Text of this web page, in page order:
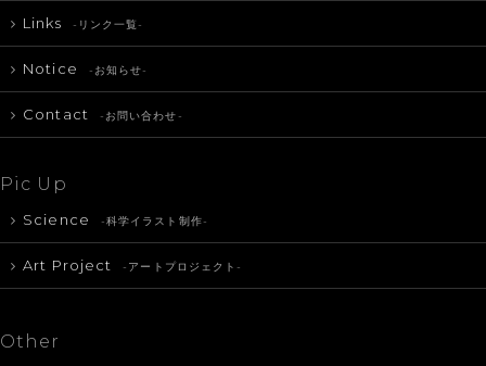
Links -リンク一覧-
Notice -お知らせ-
Contact -お問い合わせ-
Pic Up
Science -科学イラスト制作-
Art Project -アートプロジェクト-
Other